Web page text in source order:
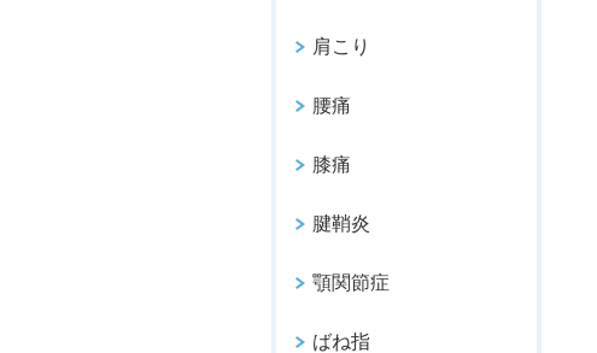
肩こり
腰痛
膝痛
腱鞘炎
顎関節症
ばね指